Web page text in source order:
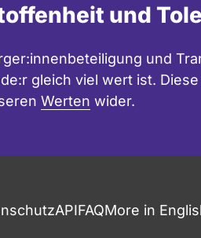
und
und
gleich viel wert ist.
Werten wider.
APIFAQMore in